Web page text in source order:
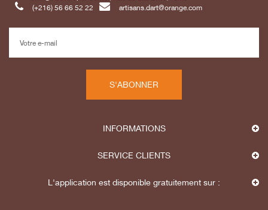
(+216) 56 66 52 22
artisans.dart@orange.com
S'ABONNER
INFORMATIONS
SERVICE CLIENTS
L'application est disponible gratuitement sur :